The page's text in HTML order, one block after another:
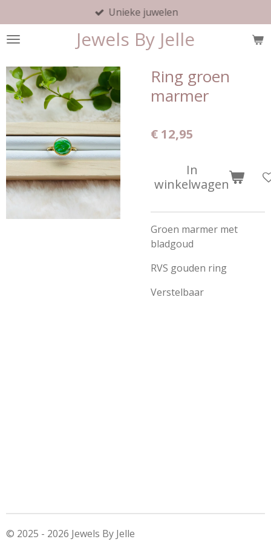
direct
naar
hoofdinhoud
Jewels By Jelle
Unieke juwelen
Ring groen
marmer
€ 12,95
In
winkelwagen
Groen marmer met
bladgoud
RVS gouden ring
Verstelbaar
© 2025 - 2026 Jewels By Jelle